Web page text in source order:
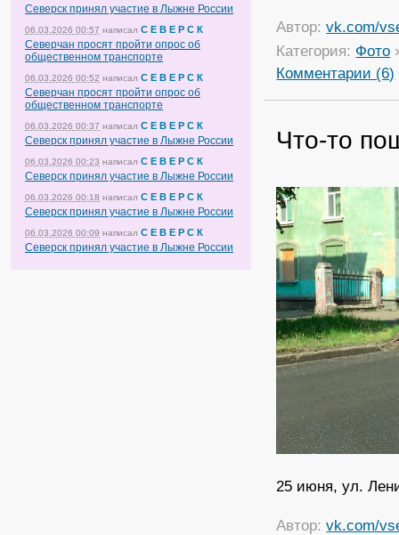
Северск принял участие в Лыжне России
06.03.2026 00:57 написал С Е В Е Р С К
Северчан просят пройти опрос об
общественном транспорте
06.03.2026 00:52 написал С Е В Е Р С К
Северчан просят пройти опрос об
общественном транспорте
06.03.2026 00:37 написал С Е В Е Р С К
Северск принял участие в Лыжне России
06.03.2026 00:23 написал С Е В Е Р С К
Северск принял участие в Лыжне России
06.03.2026 00:18 написал С Е В Е Р С К
Северск принял участие в Лыжне России
06.03.2026 00:09 написал С Е В Е Р С К
Северск принял участие в Лыжне России
Автор:vk.com/
Категория: Фото
Комментарии (6)
Что-то
25 июня, ул.
Автор:vk.com/